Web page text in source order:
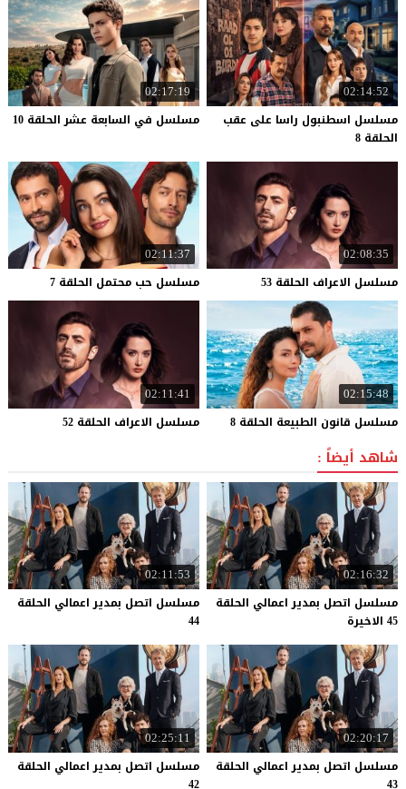
02:14:52
مسلسل اسطنبول راسا على عقب
الحلقة 8
02:17:19
مسلسل في السابعة عشر الحلقة 10
02:08:35
مسلسل الاعراف الحلقة 53
02:11:37
مسلسل حب محتمل الحلقة 7
02:15:48
مسلسل قانون الطبيعة الحلقة 8
02:11:41
مسلسل الاعراف الحلقة 52
شاهد أيضاً :
02:16:32
مسلسل اتصل بمدير اعمالي الحلقة
45 الاخيرة
02:11:53
مسلسل اتصل بمدير اعمالي الحلقة
44
02:20:17
مسلسل اتصل بمدير اعمالي الحلقة
43
02:25:11
مسلسل اتصل بمدير اعمالي الحلقة
42